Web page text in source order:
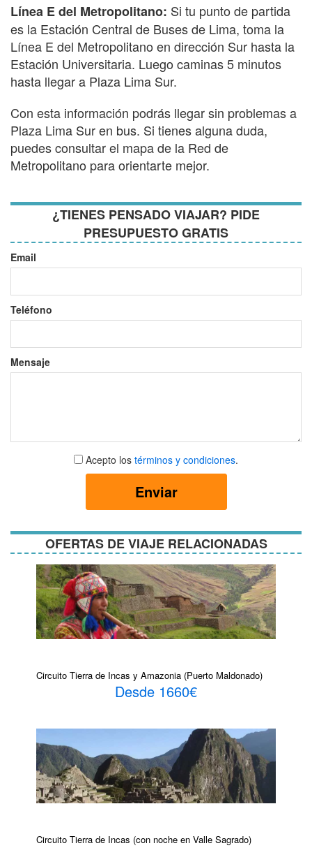
Línea E del Metropolitano: Si tu punto de partida
es la Estación Central de Buses de Lima, toma la
Línea E del Metropolitano en dirección Sur hasta la
Estación Universitaria. Luego caminas 5 minutos
hasta llegar a Plaza Lima Sur.
Con esta información podrás llegar sin problemas a
Plaza Lima Sur en bus. Si tienes alguna duda,
puedes consultar el mapa de la Red de
Metropolitano para orientarte mejor.
¿TIENES PENSADO VIAJAR? PIDE
PRESUPUESTO GRATIS
Email
Teléfono
Mensaje
Aceptar
términos
Acepto los términos y condiciones.
Enviar
OFERTAS DE VIAJE RELACIONADAS
Circuito Tierra de Incas y Amazonia (Puerto Maldonado)
Desde 1660€
Circuito Tierra de Incas (con noche en Valle Sagrado)